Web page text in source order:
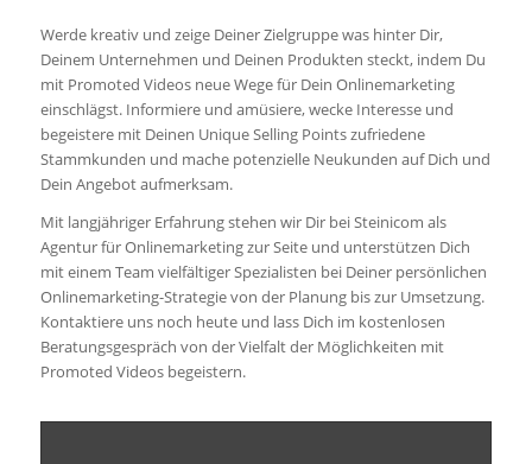
Werde kreativ und zeige Deiner Zielgruppe was hinter Dir,
Deinem Unternehmen und Deinen Produkten steckt, indem Du
mit Promoted Videos neue Wege für Dein Onlinemarketing
einschlägst. Informiere und amüsiere, wecke Interesse und
begeistere mit Deinen Unique Selling Points zufriedene
Stammkunden und mache potenzielle Neukunden auf Dich und
Dein Angebot aufmerksam.
Mit langjähriger Erfahrung stehen wir Dir bei Steinicom als
Agentur für Onlinemarketing zur Seite und unterstützen Dich
mit einem Team vielfältiger Spezialisten bei Deiner persönlichen
Onlinemarketing-Strategie von der Planung bis zur Umsetzung.
Kontaktiere uns noch heute und lass Dich im kostenlosen
Beratungsgespräch von der Vielfalt der Möglichkeiten mit
Promoted Videos begeistern.